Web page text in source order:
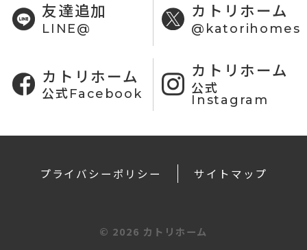
友達追加
LINE@
カトリホーム
@katorihomes
カトリホーム
公式Facebook
カトリホーム
公式
Instagram
プライバシーポリシー サイトマップ
© 2026 カトリホーム